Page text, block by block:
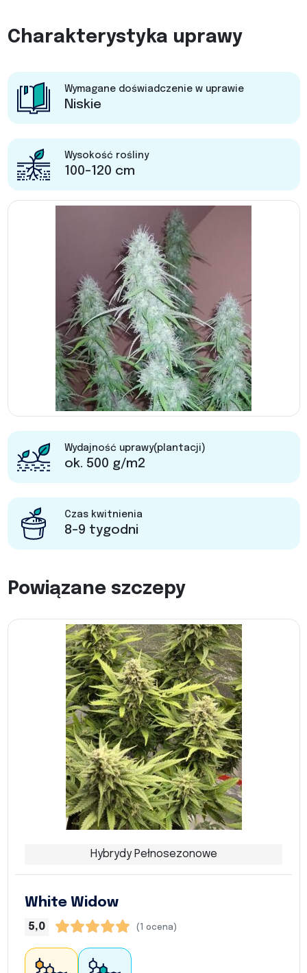
Charakterystyka uprawy
Wymagane doświadczenie w uprawie
Niskie
Wysokość rośliny
100-120 cm
Wydajność uprawy(plantacji)
ok. 500 g/m2
Czas kwitnienia
8-9 tygodni
Powiązane szczepy
Hybrydy Pełnosezonowe
White Widow
5,0 (1 ocena)